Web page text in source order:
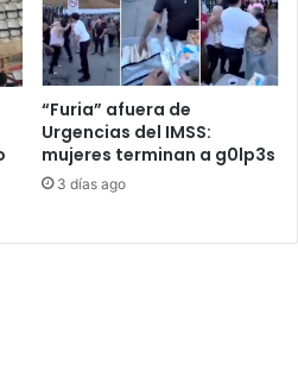
“Furia” afuera de
Urgencias del IMSS:
mujeres terminan a g0lp3s
3 días ago